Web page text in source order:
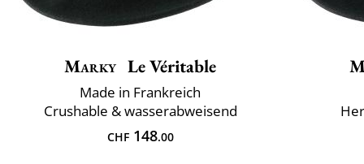
Marky Le Véritable
Made in Frankreich
Crushable & wasserabweisend
CHF148.00